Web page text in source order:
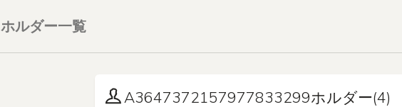
ホルダー一覧
A3647372157977833299ホルダー(4)